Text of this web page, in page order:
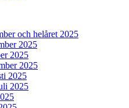
och helåret 2025
2025
2025
2025
2025
2025